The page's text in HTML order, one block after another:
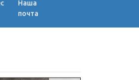
Наша
почта